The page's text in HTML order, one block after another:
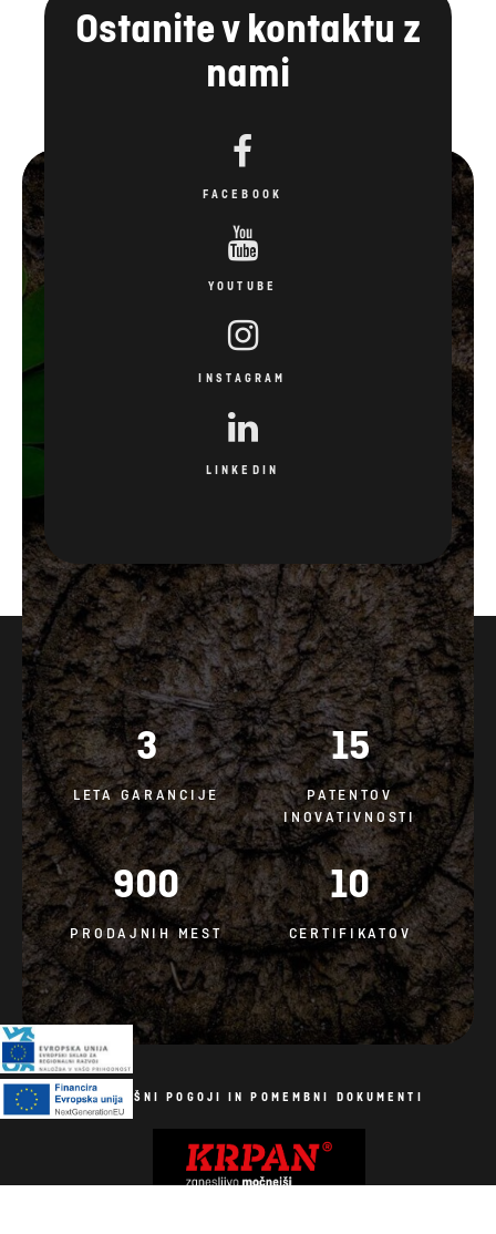
Ostanite v kontaktu z
nami
FACEBOOK
YOUTUBE
INSTAGRAM
LINKEDIN
3
LETA GARANCIJE
15
PATENTOV
INOVATIVNOSTI
900
PRODAJNIH MEST
10
CERTIFIKATOV
SPLOŠNI POGOJI IN POMEMBNI DOKUMENTI